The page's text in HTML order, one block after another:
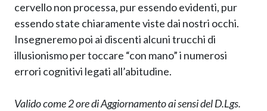
cervello non processa, pur essendo evidenti, pur
essendo state chiaramente viste dai nostri occhi.
Insegneremo poi ai discenti alcuni trucchi di
illusionismo per toccare “con mano” i numerosi
errori cognitivi legati all’abitudine.
Valido come 2 ore di Aggiornamento ai sensi del D.Lgs.